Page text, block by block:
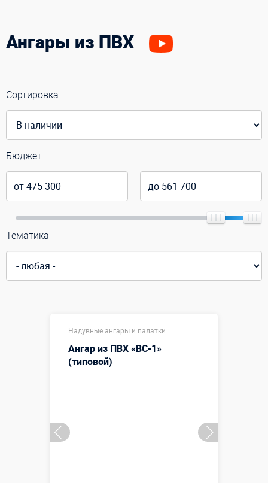
Ангары из ПВХ
Сортировка
Бюджет
Тематика
Надувные ангары и палатки
Ангар из ПВХ «ВС-1»
(типовой)